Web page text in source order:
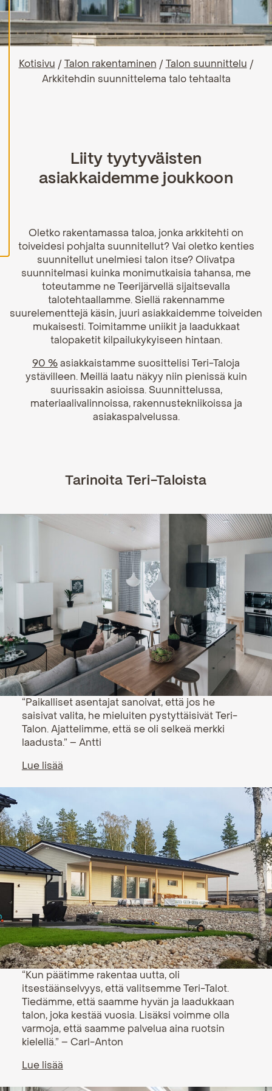
H
y
v
ä
sKotisivu /Talon rakentaminen /Talon suunnittelu /
Arkkitehdin suunnittelema talo tehtaalta
Liity tyytyväisten
asiakkaidemme joukkoon
Oletko rakentamassa taloa, jonka arkkitehti on
toiveidesi pohjalta suunnitellut? Vai oletko kenties
suunnitellut unelmiesi talon itse? Olivatpa
suunnitelmasi kuinka monimutkaisia tahansa, me
toteutamme ne Teerijärvellä sijaitsevalla
talotehtaallamme. Siellä rakennamme
suurelementtejä käsin, juuri asiakkaidemme toiveiden
mukaisesti. Toimitamme uniikit ja laadukkaat
talopaketit kilpailukykyiseen hintaan.
90 %asiakkaistamme suosittelisi Teri-Taloja
ystävilleen. Meillä laatu näkyy niin pienissä kuin
suurissakin asioissa. Suunnittelussa,
materiaalivalinnoissa, rakennustekniikoissa ja
asiakaspalvelussa.
Tarinoita Teri-Taloista
“Paikalliset asentajat sanoivat, että jos he
saisivat valita, he mieluiten pystyttäisivät Teri-
Talon. Ajattelimme, että se oli selkeä merkki
laadusta.” – Antti
Lue lisää
“Kun päätimme rakentaa uutta, oli
itsestäänselvyys, että valitsemme Teri-Talot.
Tiedämme, että saamme hyvän ja laadukkaan
talon, joka kestää vuosia. Lisäksi voimme olla
varmoja, että saamme palvelua aina ruotsin
kielellä.” – Carl-Anton
Lue lisää